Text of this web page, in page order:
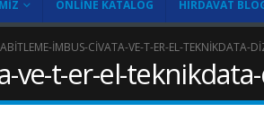
ONLINE KATALOG HIRDAVAT
IMBUS-CIVATA-VE-T-ER-EL-TEKNIKDATA-
ve-t-er-el-